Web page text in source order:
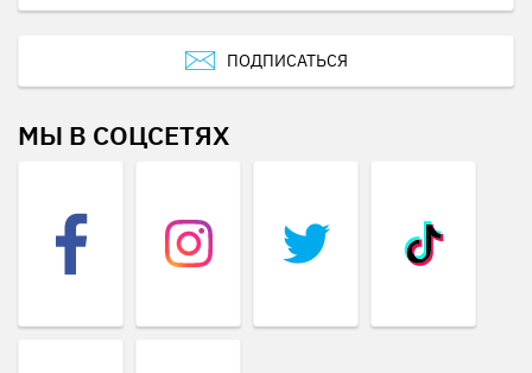
ПОДПИСАТЬСЯ
МЫ В СОЦСЕТЯХ